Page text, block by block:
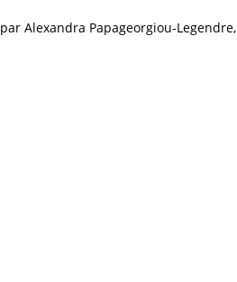
par Alexandra Papageorgiou-Legendre,